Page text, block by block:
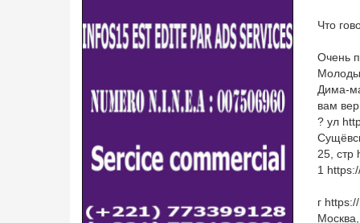
Что
Очень
Дима-
вам
? ул
25, стр
1
г